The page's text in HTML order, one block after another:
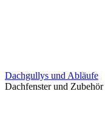
Dachgullys und Abläufe
Dachfenster und Zubehör